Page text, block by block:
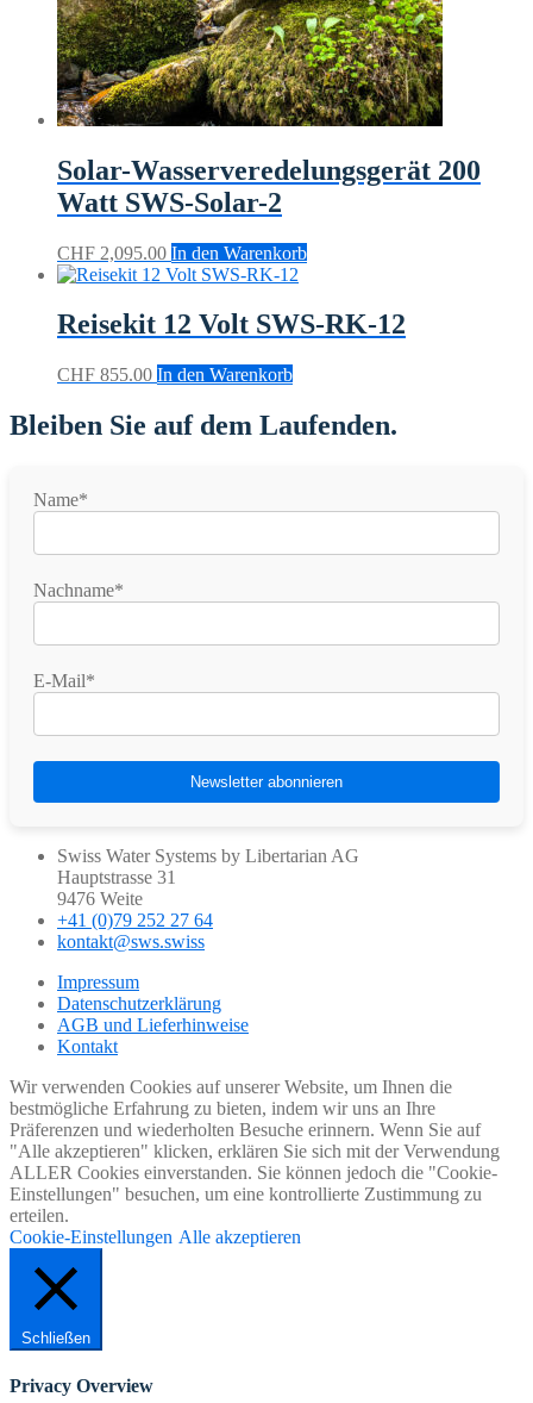
Solar-Wasserveredelungsgerät 200
Watt SWS-Solar-2
CHF 2,095.00 In den Warenkorb
Reisekit 12 Volt SWS-RK-12
CHF 855.00 In den Warenkorb
Bleiben Sie auf dem Laufenden.
Name*
Nachname*
E-Mail*
Swiss Water Systems by Libertarian AG
Hauptstrasse 31
9476 Weite
+41 (0)79 252 27 64
kontakt@sws.swiss
Impressum
Datenschutzerklärung
AGB und Lieferhinweise
Kontakt
Wir verwenden Cookies auf unserer Website, um Ihnen die
bestmögliche Erfahrung zu bieten, indem wir uns an Ihre
Präferenzen und wiederholten Besuche erinnern. Wenn Sie auf
"Alle akzeptieren" klicken, erklären Sie sich mit der Verwendung
ALLER Cookies einverstanden. Sie können jedoch die "Cookie-
Einstellungen" besuchen, um eine kontrollierte Zustimmung zu
erteilen.
Cookie-Einstellungen Alle akzeptieren
Schließen
Privacy Overview